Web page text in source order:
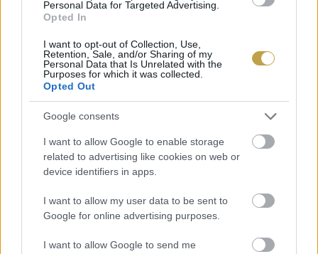
Personal Data for Targeted Advertising.
Opted In
I want to opt-out of Collection, Use,
Retention, Sale, and/or Sharing of my
Personal Data that Is Unrelated with the
Purposes for which it was collected.
Opted Out
Google consents
I want to allow Google to enable storage
related to advertising like cookies on web or
device identifiers in apps.
I want to allow my user data to be sent to
Google for online advertising purposes.
I want to allow Google to send me
Anyukám Mondta
Casa Christa
Kistücsök
Macok
Mór24
Sparhelt